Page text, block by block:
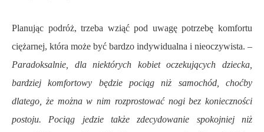
Planując podróż, trzeba wziąć pod uwagę potrzebę komfortu
ciężarnej, która może być bardzo indywidualna i nieoczywista. –
Paradoksalnie, dla niektórych kobiet oczekujących dziecka,
bardziej komfortowy będzie pociąg niż samochód, choćby
dlatego, że można w nim rozprostować nogi bez konieczności
postoju. Pociąg jedzie także zdecydowanie spokojniej niż